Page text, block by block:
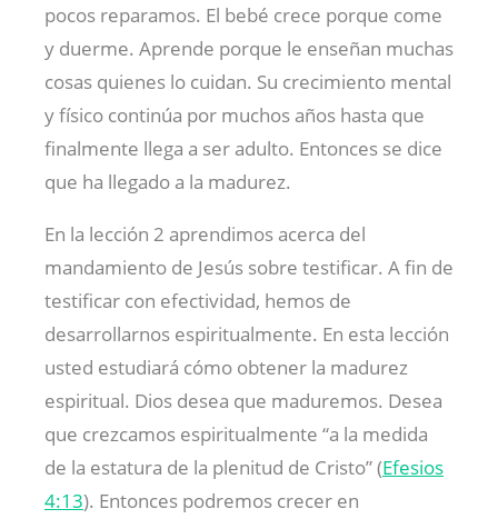
pocos reparamos. El bebé crece porque come
y duerme. Aprende porque le enseñan muchas
cosas quienes lo cuidan. Su crecimiento mental
y físico continúa por muchos años hasta que
finalmente llega a ser adulto. Entonces se dice
que ha llegado a la madurez.
En la lección 2 aprendimos acerca del
mandamiento de Jesús sobre testificar. A fin de
testificar con efectividad, hemos de
desarrollarnos espiritualmente. En esta lección
usted estudiará cómo obtener la madurez
espiritual. Dios desea que maduremos. Desea
que crezcamos espiritualmente “a la medida
de la estatura de la plenitud de Cristo” (Efesios
4:13). Entonces podremos crecer en